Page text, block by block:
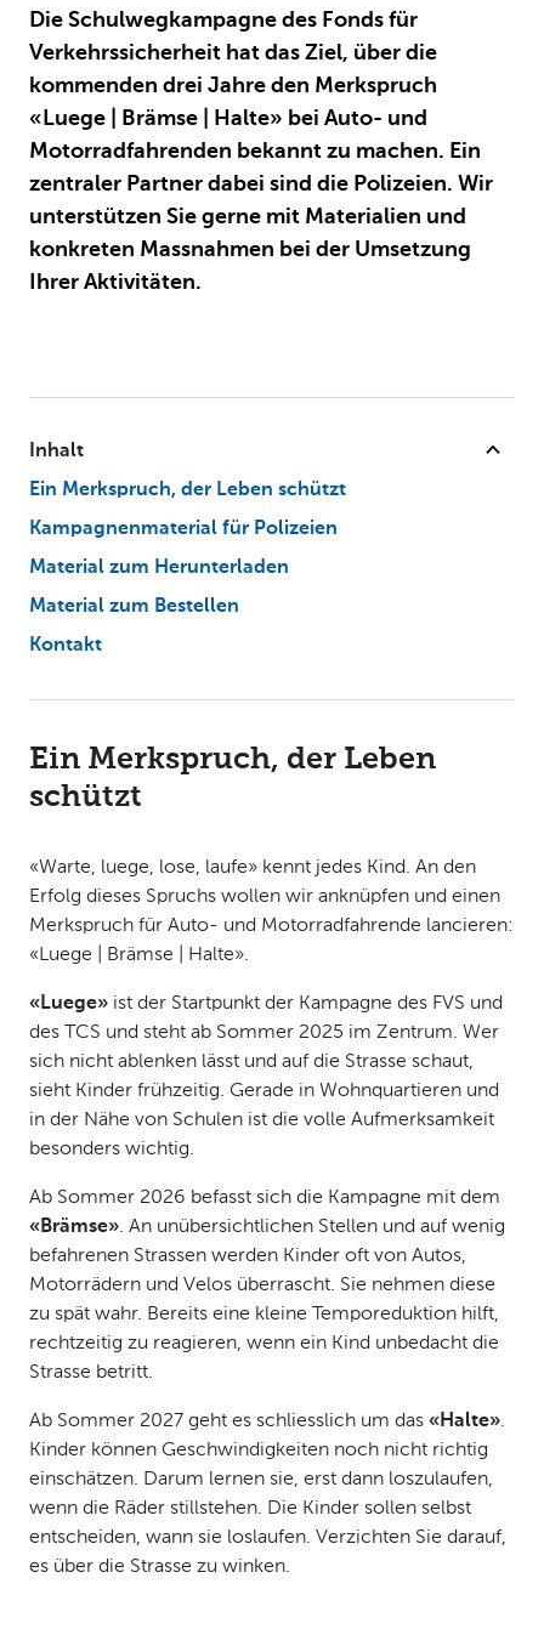
Die Schulwegkampagne des Fonds für
Verkehrssicherheit hat das Ziel, über die
kommenden drei Jahre den Merkspruch
«Luege | Brämse | Halte» bei Auto- und
Motorradfahrenden bekannt zu machen. Ein
zentraler Partner dabei sind die Polizeien. Wir
unterstützen Sie gerne mit Materialien und
konkreten Massnahmen bei der Umsetzung
Ihrer Aktivitäten.
Inhalt
Ein Merkspruch, der Leben schützt
Kampagnenmaterial für Polizeien
Material zum Herunterladen
Material zum Bestellen
Kontakt
Ein Merkspruch, der Leben
schützt
«Warte, luege, lose, laufe» kennt jedes Kind. An den
Erfolg dieses Spruchs wollen wir anknüpfen und einen
Merkspruch für Auto- und Motorradfahrende lancieren:
«Luege | Brämse | Halte».
«Luege» ist der Startpunkt der Kampagne des FVS und
des TCS und steht ab Sommer 2025 im Zentrum. Wer
sich nicht ablenken lässt und auf die Strasse schaut,
sieht Kinder frühzeitig. Gerade in Wohnquartieren und
in der Nähe von Schulen ist die volle Aufmerksamkeit
besonders wichtig.
Ab Sommer 2026 befasst sich die Kampagne mit dem
«Brämse». An unübersichtlichen Stellen und auf wenig
befahrenen Strassen werden Kinder oft von Autos,
Motorrädern und Velos überrascht. Sie nehmen diese
zu spät wahr. Bereits eine kleine Temporeduktion hilft,
rechtzeitig zu reagieren, wenn ein Kind unbedacht die
Strasse betritt.
Ab Sommer 2027 geht es schliesslich um das «Halte».
Kinder können Geschwindigkeiten noch nicht richtig
einschätzen. Darum lernen sie, erst dann loszulaufen,
wenn die Räder stillstehen. Die Kinder sollen selbst
entscheiden, wann sie loslaufen. Verzichten Sie darauf,
es über die Strasse zu winken.